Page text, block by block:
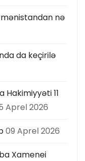
nə
da keçirilə
Hakimiyyəti 11
Aprel 2026
09 Aprel 2026
Xamenei